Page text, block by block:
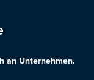
an Unternehmen.